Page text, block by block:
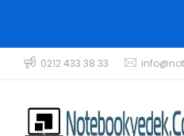
0212 433 38 33